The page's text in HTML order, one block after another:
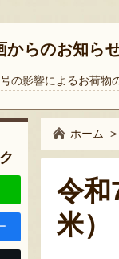
からのお知ら
の影響によるお荷物
ホーム >
令和
米）